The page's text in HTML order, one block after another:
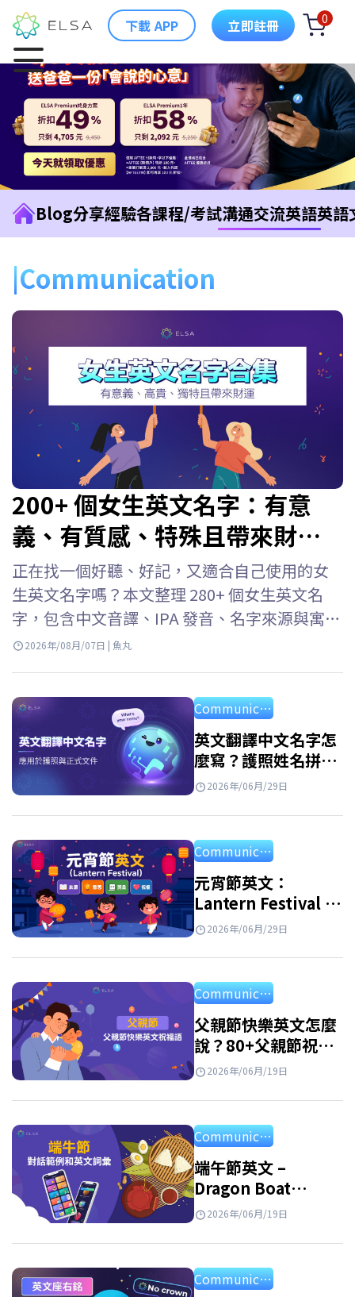
下載 APP 立即註冊 0
Blog分享經驗各課程/考試溝通交流英語英語
Communication
200+ 個女生英文名字：有意
義、有質感、特殊且帶來財
富！
正在找一個好聽、好記，又適合自己使用的女
生英文名字嗎？本文整理 280+ 個女生英文名
字，包含中文音譯、IPA 發音、名字來源與寓
意，並依照熱門、優雅、職場、冷門及個性風
選擇。 最適合你的英文名字女 想找到最適合你
的英文名字女嗎？其實從美国女性名字或者英
国女性名字中尋找靈感是一個很好的方法。許
多名字不僅好聽、好記，也帶有優雅又自信的
Alice 高貴、優雅 愛麗絲 Amelia 勤奮、努力 艾
蜜莉亞…
2026年/08月/07日 | 魚丸
Communication
英文翻譯中文名字怎
麼寫？護照姓名拼音
規則與常見名字對照
2026年/06月/29日
Communication
元宵節英文：
Lantern Festival 的
由來、英文介紹、單
2026年/06月/29日
Communication
父親節快樂英文怎麼
說？80+父親節祝福
語英文、佳句與短文
2026年/06月/19日
Communication
端午節英文 –
Dragon Boat
Festival：意義、習
2026年/06月/19日
Communication